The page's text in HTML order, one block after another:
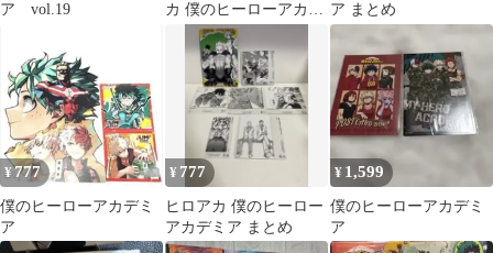
ア vol.19
カ 僕のヒーローアカデ ア まとめ
¥777
僕のヒーローアカデミ
ア
¥ 777
ヒロアカ 僕のヒーロー
アカデミア まとめ
¥ 1,599
僕のヒーローアカデミ
ア